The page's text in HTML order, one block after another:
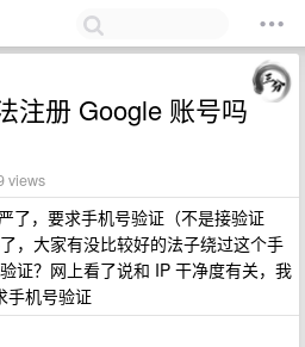
注册 Google 账号吗
views
了，要求手机号验证（不是接验证
，大家有没比较好的法子绕过这个手
证？网上看了说和 IP 干净度有关，我
手机号验证